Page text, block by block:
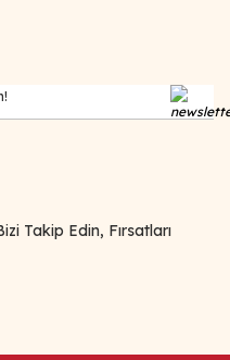
Takip Edin, Fırsatları